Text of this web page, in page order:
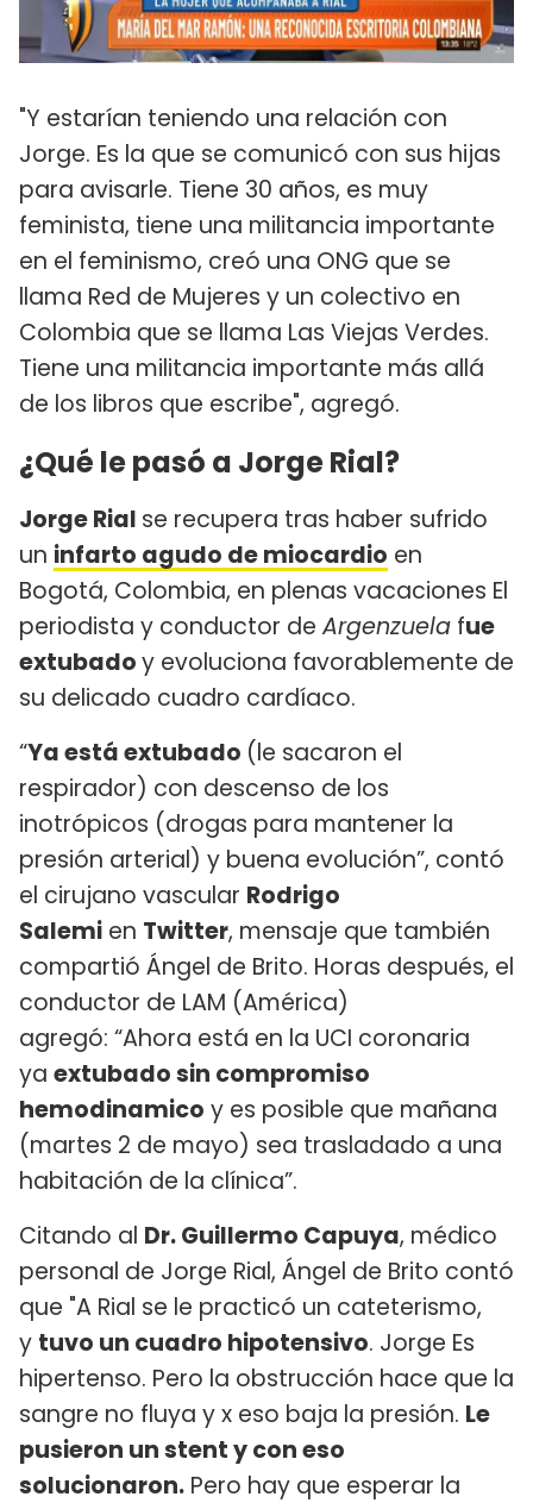
"Y estarían teniendo una relación con
Jorge. Es la que se comunicó con sus hijas
para avisarle. Tiene 30 años, es muy
feminista, tiene una militancia importante
en el feminismo, creó una ONG que se
llama Red de Mujeres y un colectivo en
Colombia que se llama Las Viejas Verdes.
Tiene una militancia importante más allá
de los libros que escribe", agregó.
¿Qué le pasó a Jorge Rial?
Jorge Rial se recupera tras haber sufrido
un infarto agudo de miocardio en
Bogotá, Colombia, en plenas vacaciones El
periodista y conductor deArgenzuela fue
extubadoy evoluciona favorablemente de
su delicado cuadro cardíaco.
“Ya está extubado (le sacaron el
respirador) con descenso de los
inotrópicos (drogas para mantener la
presión arterial) y buena evolución”, contó
el cirujano vascular Rodrigo
Salemi en Twitter, mensaje que también
compartió Ángel de Brito. Horas después, el
conductor de LAM (América)
agregó: “Ahora está en la UCI coronaria
ya extubado sin compromiso
hemodinamico y es posible que mañana
(martes 2 de mayo) sea trasladado a una
habitación de la clínica”.
Citando al Dr. Guillermo Capuya, médico
personal de Jorge Rial, Ángel de Brito contó
que "A Rial se le practicó un cateterismo,
y tuvo un cuadro hipotensivo. Jorge Es
hipertenso. Pero la obstrucción hace que la
sangre no fluya y x eso baja la presión. Le
pusieron un stent y con eso
solucionaron. Pero hay que esperar la